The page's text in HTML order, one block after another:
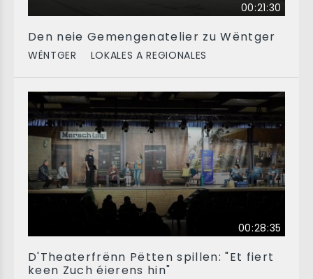
00:21:30
Den neie Gemengenatelier zu Wëntger
WËNTGER LOKALES A REGIONALES
00:28:35
D'Theaterfrënn Pëtten spillen: "Et fiert
keen Zuch éierens hin"